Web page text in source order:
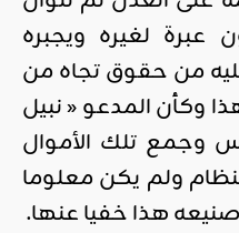
عبرة لغيره ويجبره
من حقوق تجاه من
وكأن المدعو « نبيل
وجمع تلك الأموال
ولم يكن معلوما
هذا خفيا عنها.